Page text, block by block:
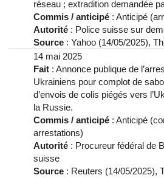
réseau ; extradition demandée
Commis / anticipé : Anticipé
Autorité : Police suisse sur
Source : Yahoo (14/05/2025),
14 mai 2025
Fait : Annonce publique de
Ukrainiens pour complot de
d’envois de colis piégés vers
la Russie.
Commis / anticipé : Anticipé
arrestations)
Autorité : Procureur fédéral de
suisse
Source : Reuters (14/05/2025),